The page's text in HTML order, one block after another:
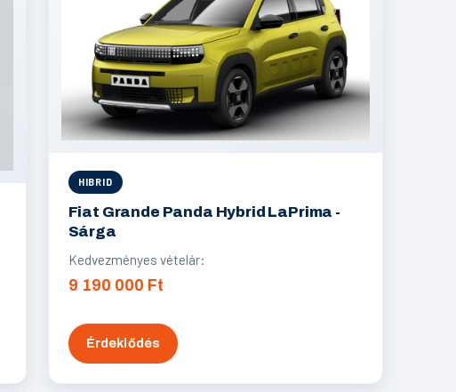
HIBRID
Fiat Grande Panda Hybrid LaPrima -
Sárga
Kedvezményes vételár:
9 190 000 Ft
Érdeklődés